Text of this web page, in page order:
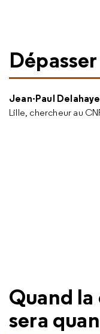
Jean-Paul Delahaye
Lille, chercheur au
Quand
sera